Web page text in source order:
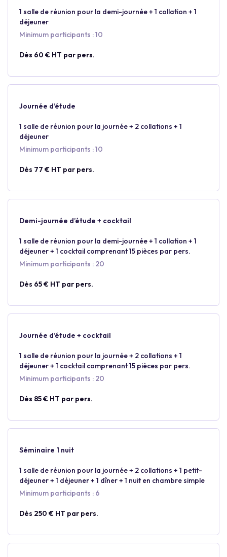
1 salle de réunion pour la demi-journée + 1 collation + 1
déjeuner
Minimum participants : 10
Dès 60 € HT par pers.
Journée d’étude
1 salle de réunion pour la journée + 2 collations + 1
déjeuner
Minimum participants : 10
Dès 77 € HT par pers.
Demi-journée d’étude + cocktail
1 salle de réunion pour la demi-journée + 1 collation + 1
déjeuner + 1 cocktail comprenant 15 pièces par pers.
Minimum participants : 20
Dès 65 € HT par pers.
Journée d’étude + cocktail
1 salle de réunion pour la journée + 2 collations + 1
déjeuner + 1 cocktail comprenant 15 pièces par pers.
Minimum participants : 20
Dès 85 € HT par pers.
Séminaire 1 nuit
1 salle de réunion pour la journée + 2 collations + 1 petit-
déjeuner + 1 déjeuner + 1 dîner + 1 nuit en chambre simple
Minimum participants : 6
Dès 250 € HT par pers.